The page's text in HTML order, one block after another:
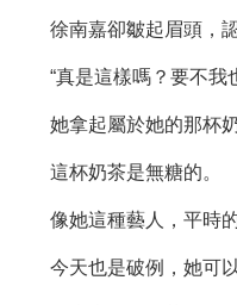
徐南嘉卻皺起眉頭，
“真是這樣嗎？要不我
她拿起屬於她的那杯奶
這杯奶茶是無糖的。
像她這種藝人，平時
今天也是破例，她可